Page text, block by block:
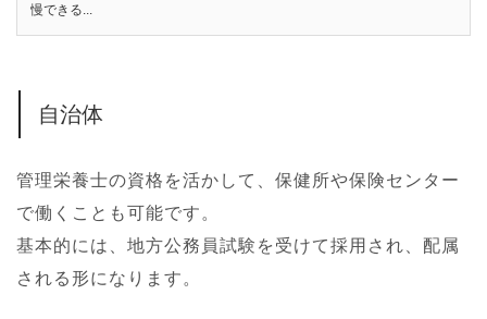
慢できる...
自治体
管理栄養士の資格を活かして、保健所や保険センター
で働くことも可能です。
基本的には、地方公務員試験を受けて採用され、配属
される形になります。